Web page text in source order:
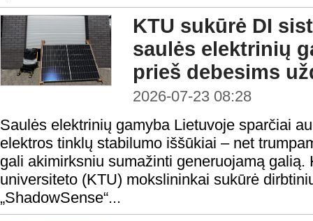
KTU sukūrė DI
saulės elektrinių
prieš debesims
2026-07-23 08:28
Saulės elektrinių gamyba Lietuvoje sparčiai
elektros tinklų stabilumo iššūkiai – net
gali akimirksniu sumažinti generuojamą galią.
universiteto (KTU) mokslininkai sukūrė
„ShadowSense“...